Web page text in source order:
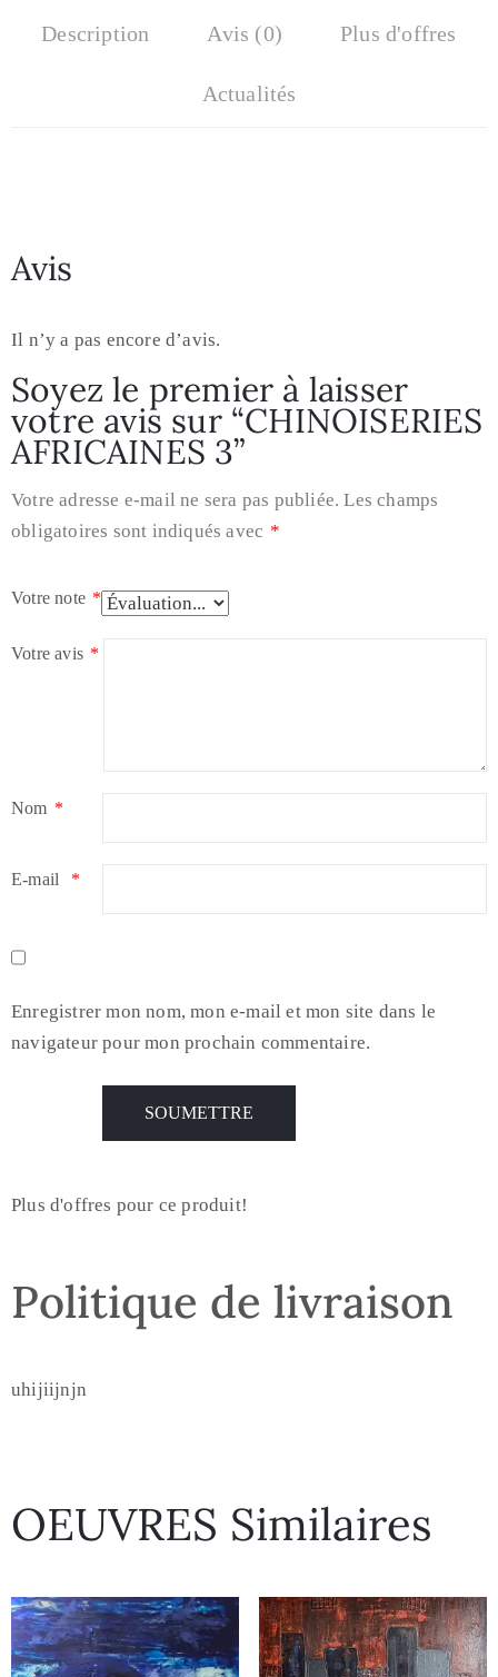
Description Avis (0) Plus d'offres
Actualités
Avis
Il n’y a pas encore d’avis.
Soyez le premier à laisser
votre avis sur “CHINOISERIES
AFRICAINES 3”
Votre adresse e-mail ne sera pas publiée. Les champs
obligatoires sont indiqués avec *
Votre note *
Votre avis *
Nom *
E-mail *
Enregistrer mon nom, mon e-mail et mon site dans le
navigateur pour mon prochain commentaire.
Plus d'offres pour ce produit!
Politique de livraison
uhijiijnjn
OEUVRES Similaires